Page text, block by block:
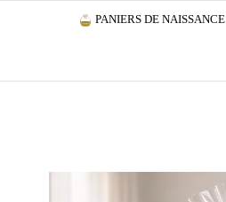
PANIERS DE NAISSANCE